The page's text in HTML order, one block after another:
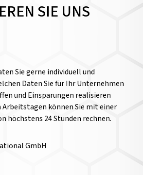
SIE UNS
Sie gerne individuell und
Daten Sie für Ihr Unternehmen
und Einsparungen realisieren
Arbeitstagen können Sie mit einer
höchstens 24 Stunden rechnen.
GmbH